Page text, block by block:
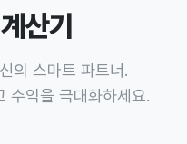
산기
의 스마트 파트너.
수익을 극대화하세요.